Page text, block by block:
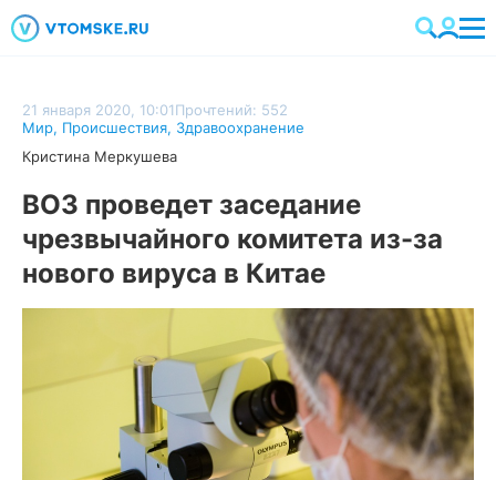
21 января 2020, 10:01Прочтений: 552
Мир, Происшествия, Здравоохранение
Кристина Меркушева
ВОЗ проведет заседание
чрезвычайного комитета из-за
нового вируса в Китае